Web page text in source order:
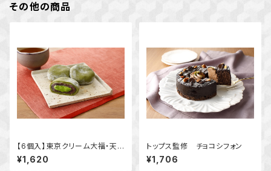
その他の商品
【6個入】東京クリーム大福・天と
塩 抹茶
¥1,620
トップス監修 チョコシフォン
¥1,706